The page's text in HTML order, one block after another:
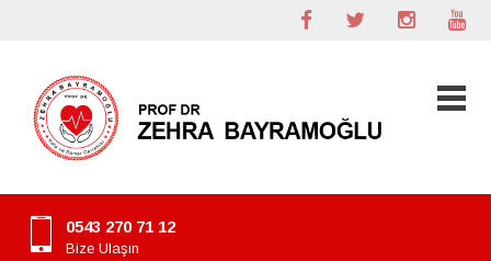
0543 270 71 12
Bize Ulaşın